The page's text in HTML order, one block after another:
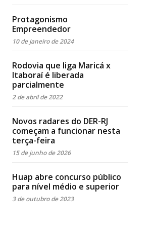
Protagonismo
Empreendedor
10 de janeiro de 2024
Rodovia que liga Maricá x
Itaboraí é liberada
parcialmente
2 de abril de 2022
Novos radares do DER-RJ
começam a funcionar nesta
terça-feira
15 de junho de 2026
Huap abre concurso público
para nível médio e superior
3 de outubro de 2023